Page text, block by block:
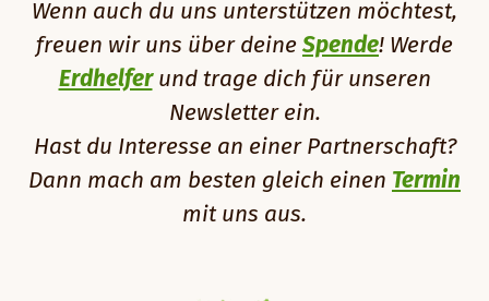
Wenn auch du uns unterstützen möchtest,
freuen wir uns über deine Spende! Werde
Erdhelferund trage dich für unseren
Newsletter ein.
Hast du Interesse an einer Partnerschaft?
Dann mach am besten gleich einen Termin
mit uns aus.